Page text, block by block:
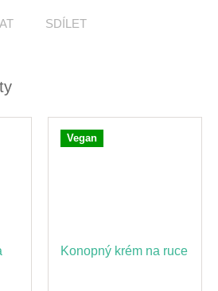
SDÍLET
Vegan
Konopný krém na ruce